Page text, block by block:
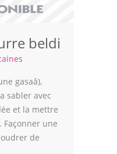
beldi
gasaâ),
sabler avec
et la mettre
une
de